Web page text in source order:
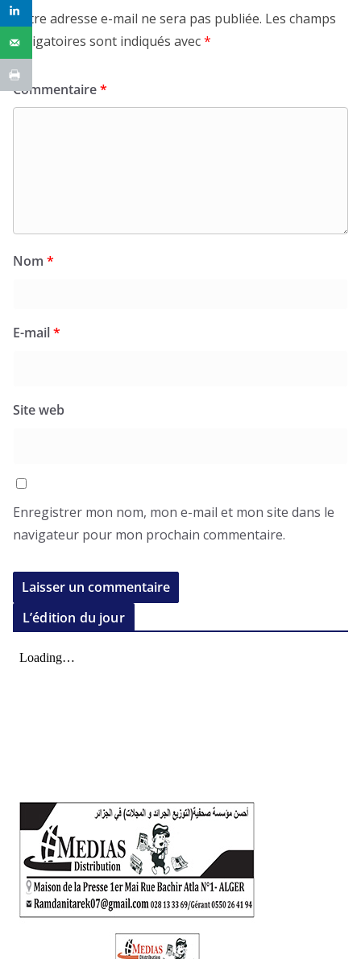
Votre adresse e-mail ne sera pas publiée. Les champs
obligatoires sont indiqués avec*
Commentaire*
Nom *
E-mail*
Site web
Enregistrer mon nom, mon e-mail et mon site dans le
navigateur pour mon prochain commentaire.
L’édition du jour